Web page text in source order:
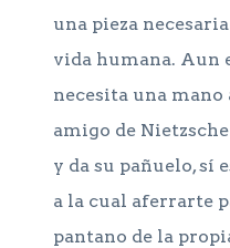
una pieza
vida humana. Aun
necesita una mano
amigo de
y da su pañuelo, sí
a la cual aferrarte
pantano de la